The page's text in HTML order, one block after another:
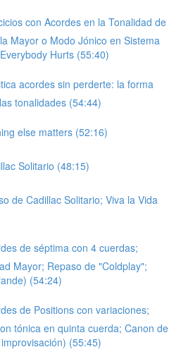
con Acordes en la Tonalidad de
Mayor o Modo Jónico en Sistema
Hurts (55:40)
acordes sin perderte: la forma
tonalidades (54:44)
else matters (52:16)
Solitario (48:15)
de Cadillac Solitario; Viva la Vida
de séptima con 4 cuerdas;
Mayor; Repaso de "Coldplay";
(54:24)
de Positions con variaciones;
tónica en quinta cuerda; Canon de
(55:45)